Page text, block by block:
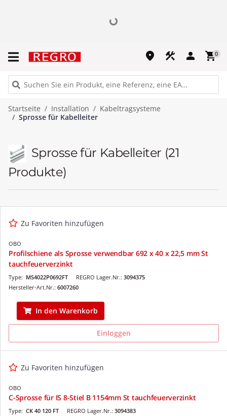
place construction person shopping_cart0
Startseite Installation
Kabeltragsysteme
Sprosse für Kabelleiter
Sprosse für Kabelleiter (21
Produkte)
Zu Favoriten hinzufügen
OBO
Profilschiene als Sprosse verwendbar 692 x 40 x 22,5 mm St
tauchfeuerverzinkt
REGRO Lager.Nr.: 3094375
Type: MS4022P0692FT
Hersteller-Art.Nr.: 6007260
In den Warenkorb
Einloggen
Zu Favoriten hinzufügen
OBO
C-Sprosse für IS 8-Stiel B 1154mm St tauchfeuerverzinkt
REGRO Lager.Nr.: 3094383
Type: CK 40 120 FT